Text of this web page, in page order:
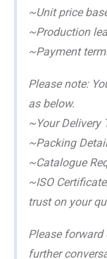
~Unit price
~Production
~Payment
Please note:
as below.
~Your Delivery
~Packing
~Catalogue
~ISO
trust on your
Please
further